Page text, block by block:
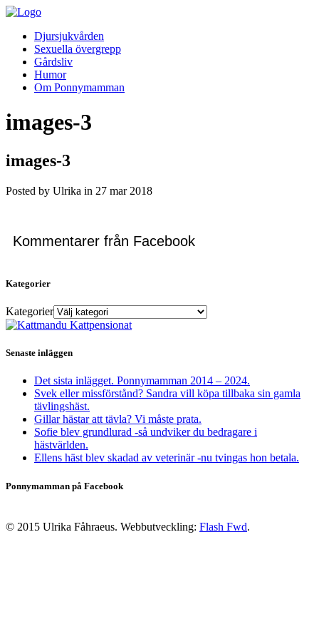
Djursjukvården
Sexuella övergrepp
Gårdsliv
Humor
Om Ponnymamman
images-3
images-3
Posted by Ulrika in 27 mar 2018
Kommentarer från Facebook
Kategorier
Kategorier
Senaste inläggen
Det sista inlägget. Ponnymamman 2014 – 2024.
Svek eller missförstånd? Sandra vill köpa tillbaka sin gamla
tävlingshäst.
Gillar hästar att tävla? Vi måste prata.
Sofie blev grundlurad -så undviker du bedragare i
hästvärlden.
Ellens häst blev skadad av veterinär -nu tvingas hon betala.
Ponnymamman på Facebook
© 2015 Ulrika Fåhraeus. Webbutveckling: Flash Fwd.